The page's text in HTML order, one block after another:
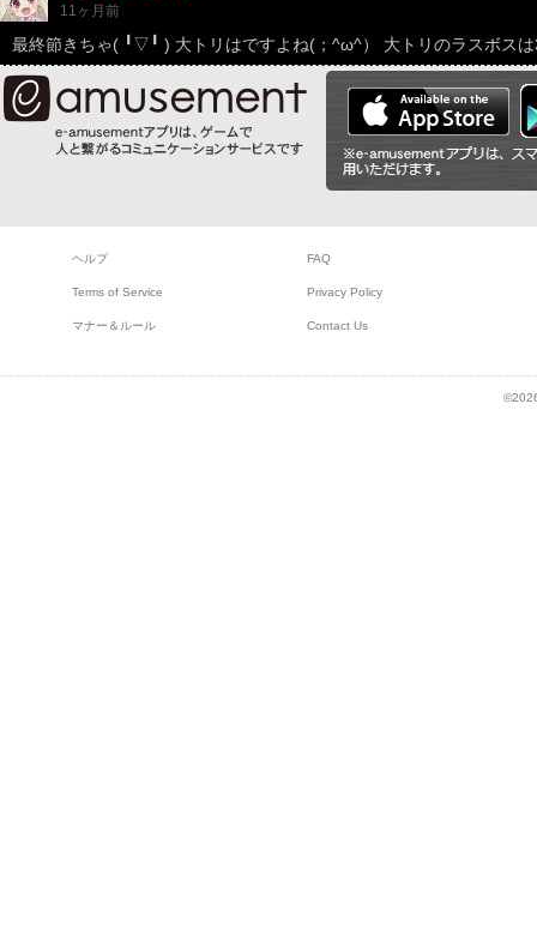
11ヶ月前
最終節きちゃ(⁠ ⁠╹⁠▽⁠╹⁠ ⁠) 大トリはですよね(⁠；⁠^⁠ω⁠^⁠） 大トリのラスボス
ヘルプ FAQ
Terms of Service Privacy Policy
マナー＆ルール Contact Us